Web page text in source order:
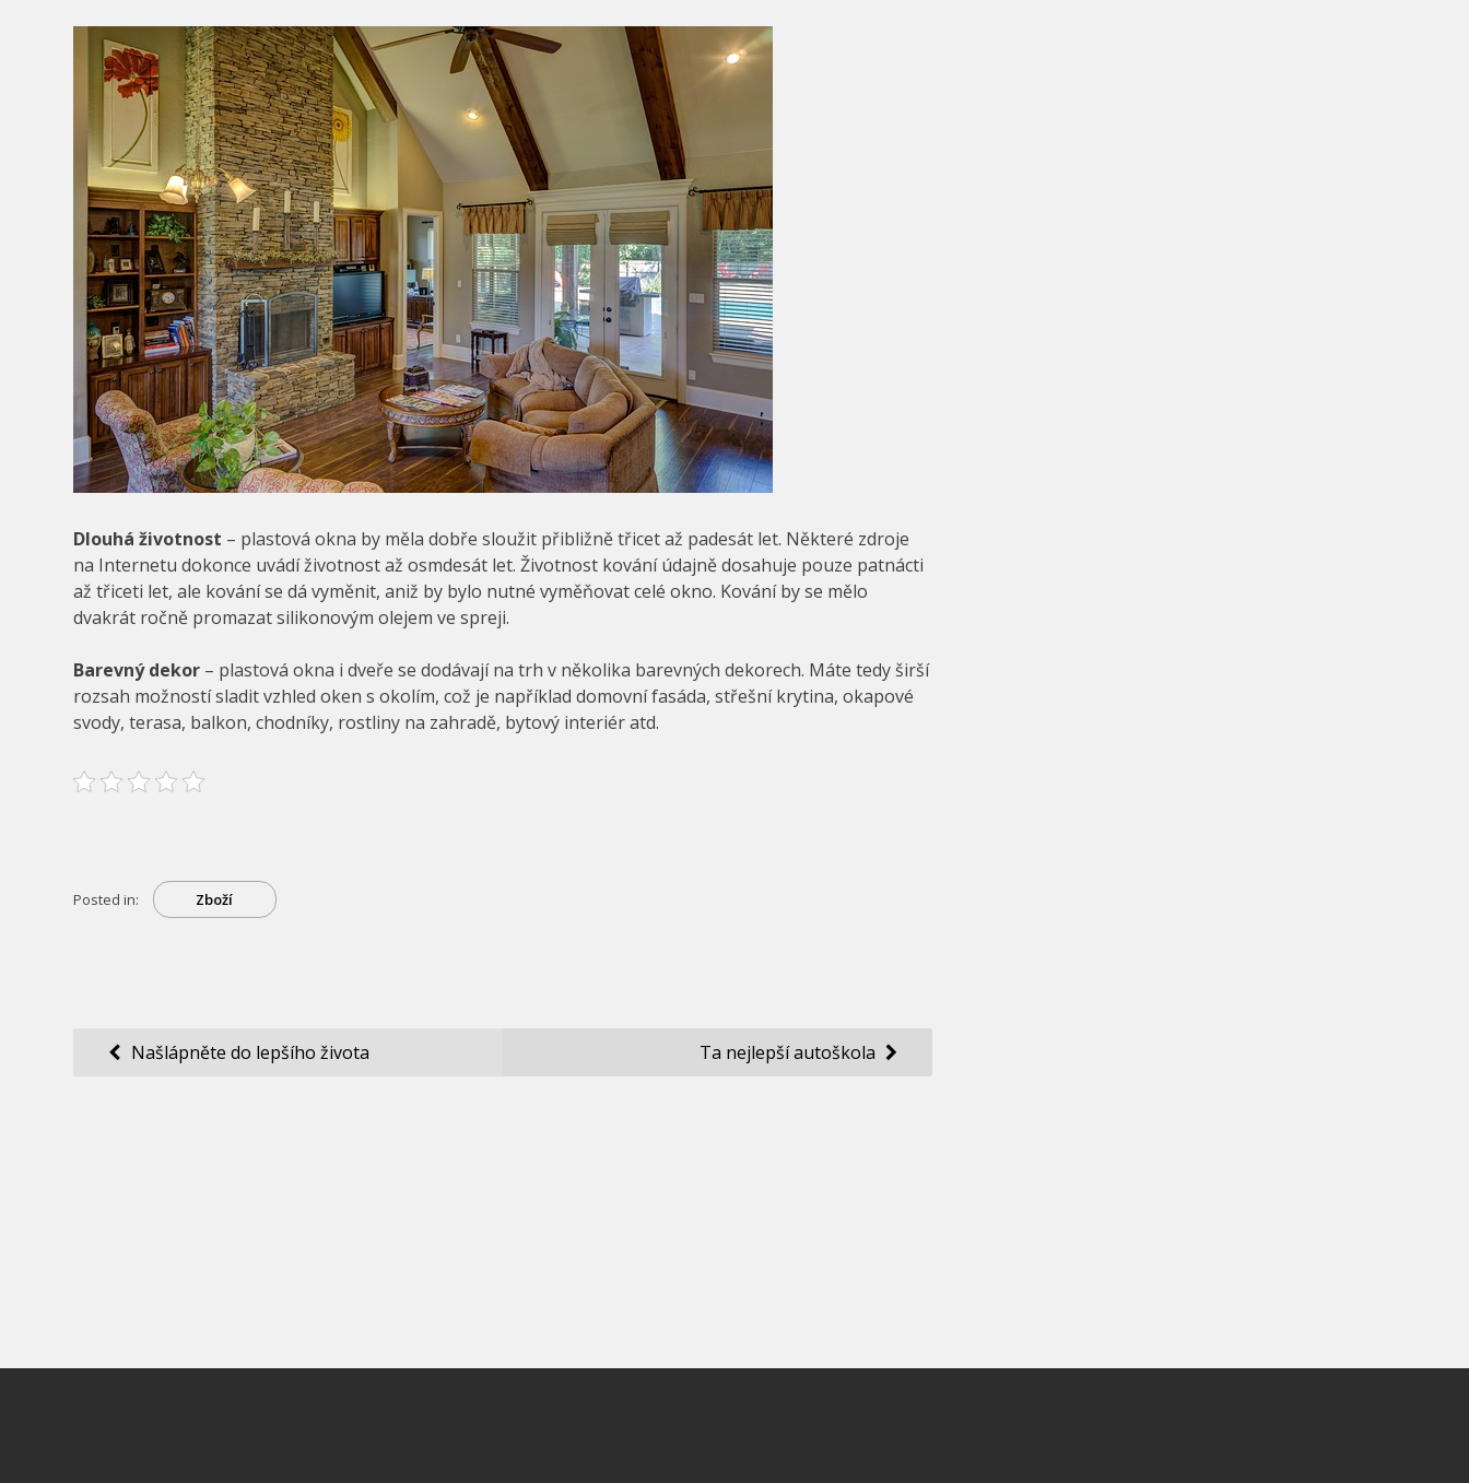
Dlouhá životnost – plastová okna by měla dobře sloužit přibližně třicet až padesát let. Některé zdroje
na Internetu dokonce uvádí životnost až osmdesát let. Životnost kování údajně dosahuje pouze patnácti
až třiceti let, ale kování se dá vyměnit, aniž by bylo nutné vyměňovat celé okno. Kování by se mělo
dvakrát ročně promazat silikonovým olejem ve spreji.
Barevný dekor – plastová okna i dveře se dodávají na trh v několika barevných dekorech. Máte tedy širší
rozsah možností sladit vzhled oken s okolím, což je například domovní fasáda, střešní krytina, okapové
svody, terasa, balkon, chodníky, rostliny na zahradě, bytový interiér atd.
Posted in: Zboží
Navigace
Našlápněte do lepšího života Ta nejlepší autoškola